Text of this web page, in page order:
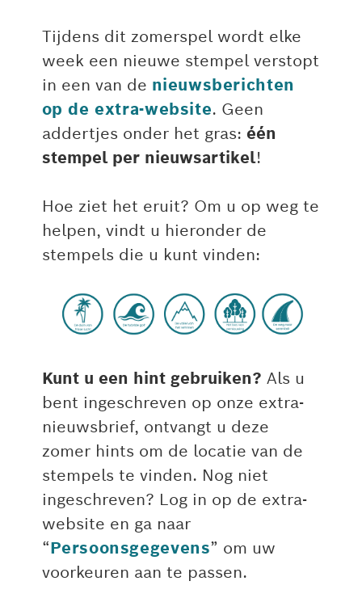
Tijdens dit zomerspel wordt elke
week een nieuwe stempel verstopt
in een van de nieuwsberichten
op de extra-website. Geen
addertjes onder het gras: één
stempel per nieuwsartikel!
Hoe ziet het eruit? Om u op weg te
helpen, vindt u hieronder de
stempels die u kunt vinden:
Kunt u een hint gebruiken? Als u
bent ingeschreven op onze extra-
nieuwsbrief, ontvangt u deze
zomer hints om de locatie van de
stempels te vinden. Nog niet
ingeschreven? Log in op de extra-
website en ga naar
“Persoonsgegevens” om uw
voorkeuren aan te passen.